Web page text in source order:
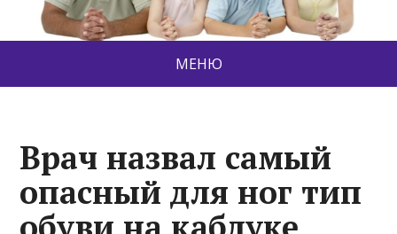
МЕНЮ
Врач назвал самый
опасный для ног тип